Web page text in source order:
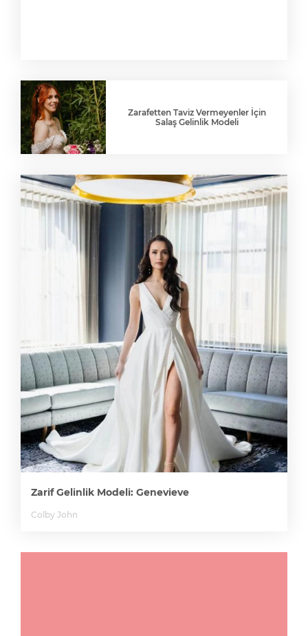
Zarafetten Taviz Vermeyenler İçin
Salaş Gelinlik Modeli
Zarif Gelinlik Modeli: Genevieve
Colby John